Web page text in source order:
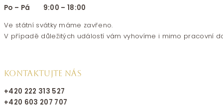
Po – Pá 9:00 – 18:00
Ve státní svátky máme zavřeno.
V případě důležitých událostí vám vyhovíme i mimo pracovní
KONTAKTUJTE NÁS
+420 222 313 527
+420 603 207 707